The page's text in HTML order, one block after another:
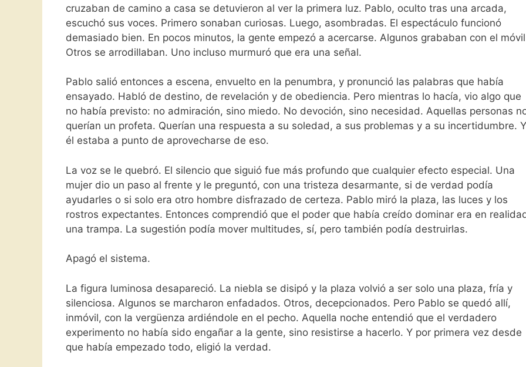
cruzaban de camino a casa se detuvieron al ver la primera luz. Pablo, oculto tras una arcada,
escuchó sus voces. Primero sonaban curiosas. Luego, asombradas. El espectáculo funcionó
demasiado bien. En pocos minutos, la gente empezó a acercarse. Algunos grababan con el
Otros se arrodillaban. Uno incluso murmuró que era una señal.
Pablo salió entonces a escena, envuelto en la penumbra, y pronunció las palabras que había
ensayado. Habló de destino, de revelación y de obediencia. Pero mientras lo hacía, vio algo que
no había previsto: no admiración, sino miedo. No devoción, sino necesidad. Aquellas personas
querían un profeta. Querían una respuesta a su soledad, a sus problemas y a su incertidumbre. Y
él estaba a punto de aprovecharse de eso.
La voz se le quebró. El silencio que siguió fue más profundo que cualquier efecto especial. Una
mujer dio un paso al frente y le preguntó, con una tristeza desarmante, si de verdad podía
ayudarles o si solo era otro hombre disfrazado de certeza. Pablo miró la plaza, las luces y los
rostros expectantes. Entonces comprendió que el poder que había creído dominar era en
una trampa. La sugestión podía mover multitudes, sí, pero también podía destruirlas.
Apagó el sistema.
La figura luminosa desapareció. La niebla se disipó y la plaza volvió a ser solo una plaza, fría y
silenciosa. Algunos se marcharon enfadados. Otros, decepcionados. Pero Pablo se quedó allí,
inmóvil, con la vergüenza ardiéndole en el pecho. Aquella noche entendió que el verdadero
experimento no había sido engañar a la gente, sino resistirse a hacerlo. Y por primera vez desde
que había empezado todo, eligió la verdad.